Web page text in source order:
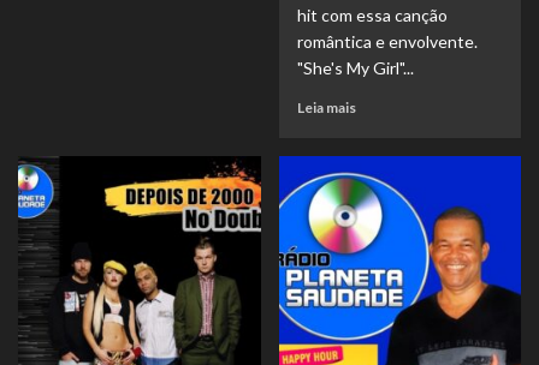
hit com essa canção
romântica e envolvente.
"She's My Girl"...
Leia mais